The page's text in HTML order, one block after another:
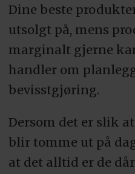
Dine beste
utsolgt på, mens
marginalt gjerne
handler om
bevisstgjøring.
Dersom det er slik
blir tomme ut på
at det alltid er de